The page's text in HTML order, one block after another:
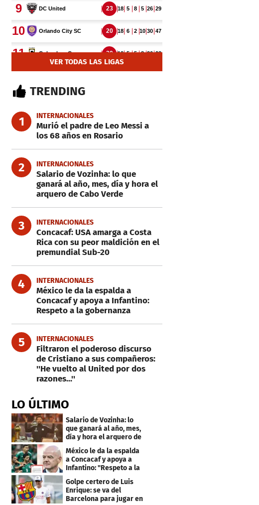
VER TODAS LAS LIGAS
TRENDING
1 INTERNACIONALES
Murió el padre de Leo Messi a
los 68 años en Rosario
2 INTERNACIONALES
Salario de Vozinha: lo que
ganará al año, mes, día y hora el
arquero de Cabo Verde
3 INTERNACIONALES
Concacaf: USA amarga a Costa
Rica con su peor maldición en el
premundial Sub-20
4 INTERNACIONALES
México le da la espalda a
Concacaf y apoya a Infantino:
Respeto a la gobernanza
5 INTERNACIONALES
Filtraron el poderoso discurso
de Cristiano a sus compañeros:
''He vuelto al United por dos
razones...''
LO ÚLTIMO
Salario de Vozinha: lo
que ganará al año, mes,
día y hora el arquero de
Cabo Verde
México le da la espalda
a Concacaf y apoya a
Infantino: "Respeto a la
gobernanza"
Golpe certero de Luis
Enrique: se va del
Barcelona para jugar en